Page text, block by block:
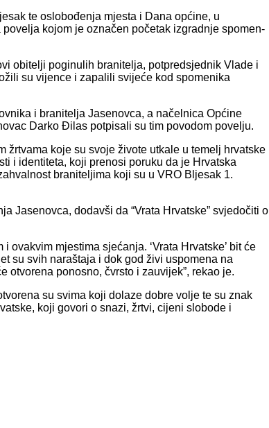
te oslobođenja mjesta i Dana općine, u
kojom je označen početak izgradnje spomen-
obitelji poginulih branitelja, potpredsjednik Vlade i
su vijence i zapalili svijeće kod spomenika
i branitelja Jasenovca, a načelnica Općine
Darko Đilas potpisali su tim povodom povelju.
žrtvama koje su svoje živote utkale u temelj hrvatske
i identiteta, koji prenosi poruku da je Hrvatska
braniteljima koji su u VRO Bljesak 1.
Jasenovca, dodavši da “Vrata Hrvatske” svjedočiti o
ovakvim mjestima sjećanja. ‘Vrata Hrvatske’ bit će
su svih naraštaja i dok god živi uspomena na
otvorena ponosno, čvrsto i zauvijek”, rekao je.
su svima koji dolaze dobre volje te su znak
koji govori o snazi, žrtvi, cijeni slobode i